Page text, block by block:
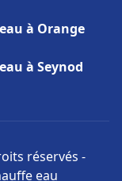
à Orange
à Seynod
réservés -
eau